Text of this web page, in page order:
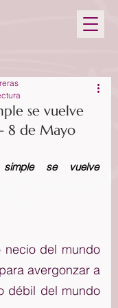
se vuelve
8 de Mayo
se vuelve
necio del mundo
avergonzar a
débil del mundo